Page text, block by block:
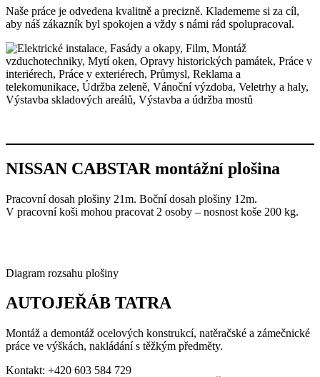
Naše práce je odvedena kvalitně a precizně. Kladememe si za cíl,
aby náš zákazník byl spokojen a vždy s námi rád spolupracoval.
NISSAN CABSTAR montážní plošina
Pracovní dosah plošiny 21m. Boční dosah plošiny 12m.
V pracovní koši mohou pracovat 2 osoby – nosnost koše 200 kg.
Diagram rozsahu plošiny
AUTOJEŘÁB TATRA
Montáž a demontáž ocelových konstrukcí, natěračské a zámečnické
práce ve výškách, nakládání s těžkým předměty.
Kontakt: +420 603 584 729